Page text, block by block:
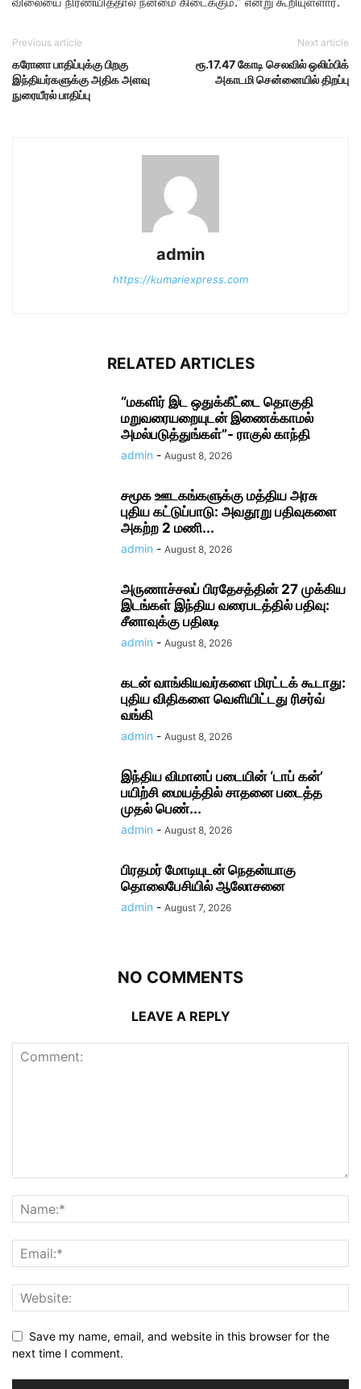
Previous article
கரோனா பாதிப்புக்கு பிறகு
இந்தியர்களுக்கு அதிக அளவு
நுரையீரல் பாதிப்பு
Next article
ரூ.17.47 கோடி செலவில் ஒலிம்பிக்
அகாடமி சென்னையில் திறப்பு
admin
https://kumariexpress.com
RELATED ARTICLES
“மகளிர் இட ஒதுக்கீட்டை தொகுதி
மறுவரையறையுடன் இணைக்காமல்
அமல்படுத்துங்கள்”- ராகுல் காந்தி
admin - August 8, 2026
சமூக ஊடகங்களுக்கு மத்திய அரசு
புதிய கட்டுப்பாடு: அவதூறு பதிவுகளை
அகற்ற 2 மணி...
admin - August 8, 2026
அருணாச்சலப் பிரதேசத்தின் 27 முக்கிய
இடங்கள் இந்திய வரைபடத்தில் பதிவு:
சீனாவுக்கு பதிலடி
admin - August 8, 2026
கடன் வாங்கியவர்களை மிரட்டக் கூடாது:
புதிய விதிகளை வெளியிட்டது ரிசர்வ்
வங்கி
admin - August 8, 2026
இந்திய விமானப் படையின் ‘டாப் கன்’
பயிற்சி மையத்தில் சாதனை படைத்த
முதல் பெண்...
admin - August 8, 2026
பிரதமர் மோடி​யுடன் நெதன்யாகு
தொலைபேசியில் ஆலோ​சனை
admin - August 7, 2026
NO COMMENTS
LEAVE A REPLY
Save my name, email, and website in this browser for the
next time I comment.